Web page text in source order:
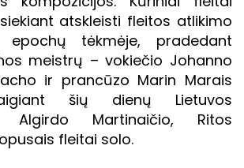
atskleisti fleitos atlikimo
tėkmėje, pradedant
meistrų – vokiečio Johanno
ir prancūzo Marin Marais
šių dienų Lietuvos
Algirdo Martinaičio, Ritos
fleitai solo.